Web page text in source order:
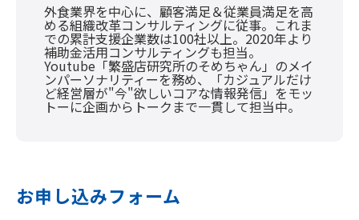
外食業界を中心に、顧客満足＆従業員満足を高
める組織改革コンサルティングに従事。これま
での累計支援企業数は100社以上。2020年より
補助金活用コンサルティングも担当。
Youtube「繁盛店研究所のそめちゃん」のメイ
ンパーソナリティーを務め、「カジュアルだけ
ど経営層が"今"欲しいコアな情報発信」をモッ
トーに企画からトークまで一貫して担当中。
お申し込みフォーム